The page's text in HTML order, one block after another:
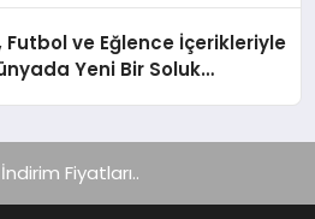
Futbol ve Eğlence İçerikleriyle
Yeni Bir Soluk
Fiyatları..